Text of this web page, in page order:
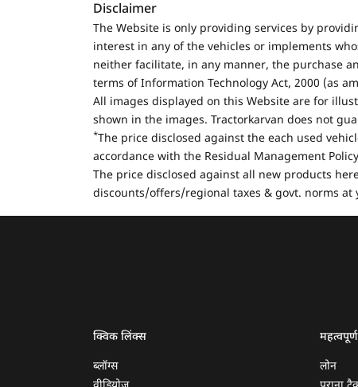
Disclaimer
The Website is only providing services by
interest in any of the vehicles or implements
neither facilitate, in any manner, the purchase
terms of Information Technology Act, 2000 (as
All images displayed on this Website are for
shown in the images. Tractorkarvan does not
*The price disclosed against the each used
accordance with the Residual Management
The price disclosed against all new products
discounts/offers/regional taxes & govt. norms
क्विक लिंक्स
ब्लॉग्स
लोन